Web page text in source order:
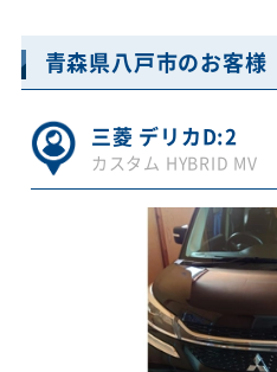
青森県八戸市のお客様
三菱 デリカD:2
カスタム HYBRID MV